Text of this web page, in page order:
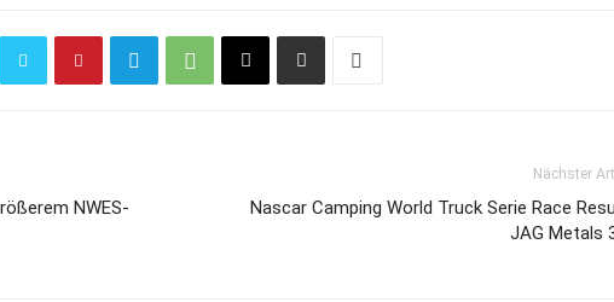
NWES-
Nächster
Nascar Camping World Truck Serie Race
JAG Metals